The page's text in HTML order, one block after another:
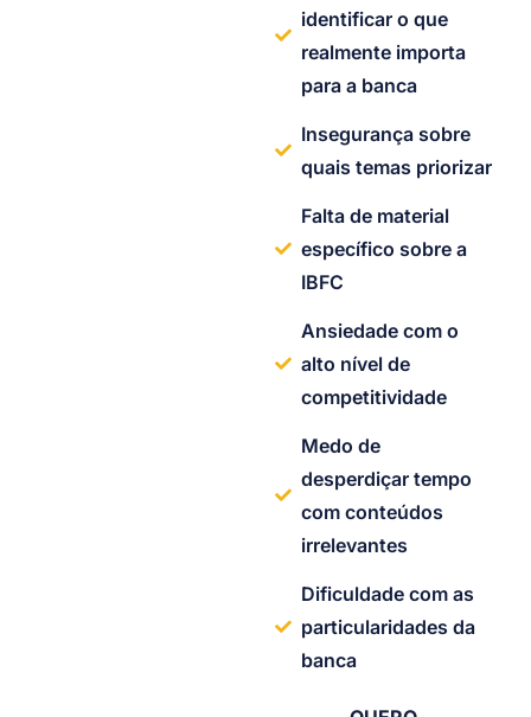
identificar o que
realmente importa
para a banca
Insegurança sobre
quais temas priorizar
Falta de material
específico sobre a
IBFC
Ansiedade com o
alto nível de
competitividade
Medo de
desperdiçar tempo
com conteúdos
irrelevantes
Dificuldade com as
particularidades da
banca